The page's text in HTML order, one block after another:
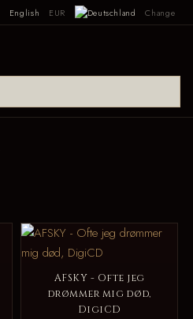
English EUR Change
AFSKY - Ofte jeg
drømmer mig død,
DigiCD